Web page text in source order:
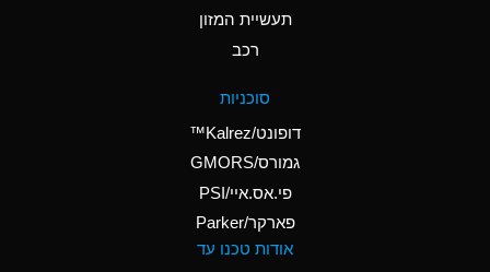
Ammonium Nitrite
Ammonium Persulfate
Ammonium Phosphate
A
Ammonium Sulfate
*
תעשיית המזון
רכב
סוכניות
דופונט/Kalrez™
גמורס/GMORS
פי.אס.איי/PSI
פארקר/Parker
אודות טכנו עד